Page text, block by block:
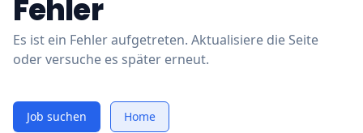
Fehler
Es ist ein Fehler aufgetreten. Aktualisiere die Seite
oder versuche es später erneut.
Job suchen Home